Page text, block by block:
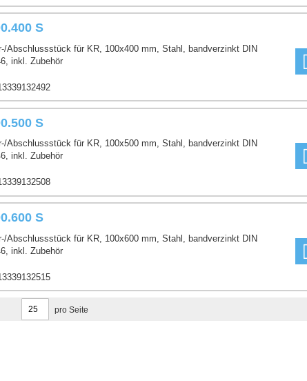
S
Abschlussstück für KR, 100x400 mm, Stahl, bandverzinkt DIN
inkl. Zubehör
S
Abschlussstück für KR, 100x500 mm, Stahl, bandverzinkt DIN
inkl. Zubehör
S
Abschlussstück für KR, 100x600 mm, Stahl, bandverzinkt DIN
inkl. Zubehör
pro Seite